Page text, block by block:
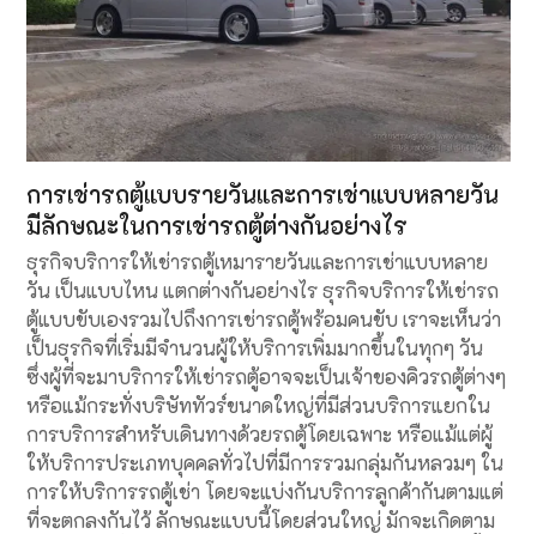
การเช่ารถตู้แบบรายวันและการเช่าแบบหลายวัน
มีลักษณะในการเช่ารถตู้ต่างกันอย่างไร
ธุรกิจบริการให้เช่ารถตู้เหมารายวันและการเช่าแบบหลาย
วัน เป็นแบบไหน แตกต่างกันอย่างไร ธุรกิจบริการให้เช่ารถ
ตู้แบบขับเองรวมไปถึงการเช่ารถตู้พร้อมคนขับ เราจะเห็นว่า
เป็นธุรกิจที่เริ่มมีจำนวนผู้ให้บริการเพิ่มมากขึ้นในทุกๆ วัน
ซึ่งผู้ที่จะมาบริการให้เช่ารถตู้อาจจะเป็นเจ้าของคิวรถตู้ต่างๆ
หรือแม้กระทั่งบริษัททัวร์ขนาดใหญ่ที่มีส่วนบริการแยกใน
การบริการสำหรับเดินทางด้วยรถตู้โดยเฉพาะ หรือแม้แต่ผู้
ให้บริการประเภทบุคคลทั่วไปที่มีการรวมกลุ่มกันหลวมๆ ใน
การให้บริการรถตู้เช่า โดยจะแบ่งกันบริการลูกค้ากันตามแต่
ที่จะตกลงกันไว้ ลักษณะแบบนี้โดยส่วนใหญ่ มักจะเกิดตาม